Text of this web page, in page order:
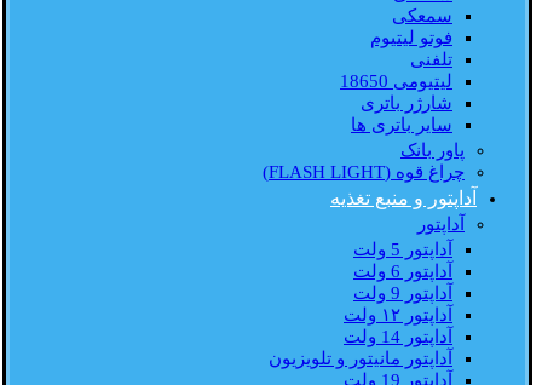
سمعکی
فوتو لیتیوم
تلفنی
لیتیومی 18650
شارژر باتری
سایر باتری ها
پاور بانک
چراغ قوه (FLASH LIGHT)
آداپتور و منبع تغذیه
آداپتور
آداپتور 5 ولت
آداپتور 6 ولت
آداپتور 9 ولت
آداپتور ۱۲ ولت
آداپتور 14 ولت
آداپتور مانیتور و تلویزیون
آداپتور 19 ولت